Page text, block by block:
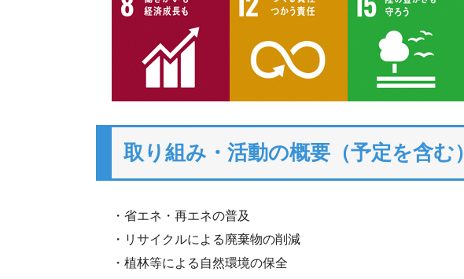
取り組み・活動の概要（予定を含む）
・省エネ・再エネの普及
・リサイクルによる廃棄物の削減
・植林等による自然環境の保全